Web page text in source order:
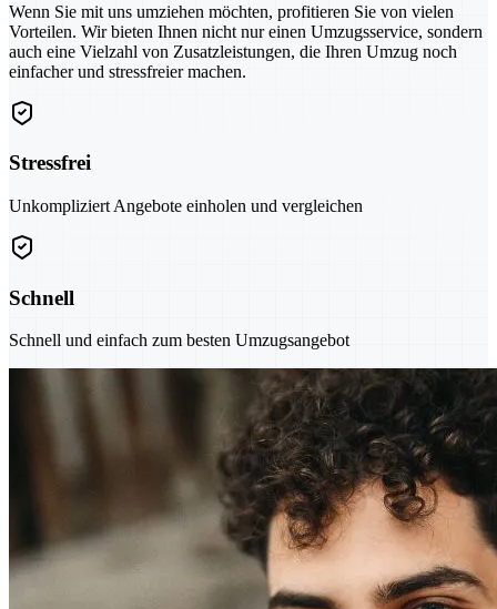
Wenn Sie mit uns umziehen möchten, profitieren Sie von vielen
Vorteilen. Wir bieten Ihnen nicht nur einen Umzugsservice, sondern
auch eine Vielzahl von Zusatzleistungen, die Ihren Umzug noch
einfacher und stressfreier machen.
Stressfrei
Unkompliziert Angebote einholen und vergleichen
Schnell
Schnell und einfach zum besten Umzugsangebot